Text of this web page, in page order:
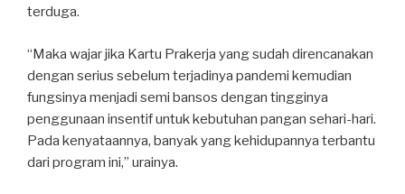
terduga.
“Maka wajar jika Kartu Prakerja yang sudah direncanakan
dengan serius sebelum terjadinya pandemi kemudian
fungsinya menjadi semi bansos dengan tingginya
penggunaan insentif untuk kebutuhan pangan sehari-hari.
Pada kenyataannya, banyak yang kehidupannya terbantu
dari program ini,” urainya.